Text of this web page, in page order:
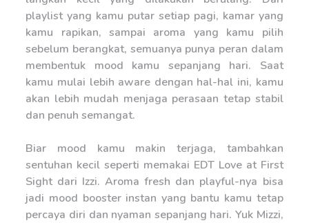
playlist yang kamu putar setiap pagi, kamar yang
kamu rapikan, sampai aroma yang kamu pilih
sebelum berangkat, semuanya punya peran dalam
membentuk mood kamu sepanjang hari. Saat
kamu mulai lebih aware dengan hal-hal ini, kamu
akan lebih mudah menjaga perasaan tetap stabil
dan penuh semangat.
Biar mood kamu makin terjaga, tambahkan
sentuhan kecil seperti memakai EDT Love at First
Sight dari Izzi. Aroma fresh dan playful-nya bisa
jadi mood booster instan yang bantu kamu tetap
percaya diri dan nyaman sepanjang hari. Yuk Mizzi,